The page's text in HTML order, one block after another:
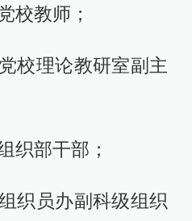
校教师；
校理论教研室副主
织部干部；
织员办副科级组织